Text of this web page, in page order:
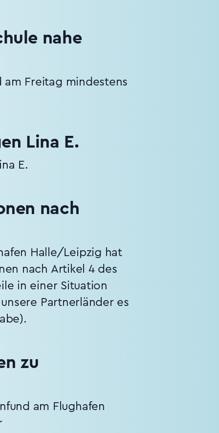
nahe
am Freitag mindestens
Lina E.
E.
nach
Halle/Leipzig hat
nach Artikel 4 des
in einer Situation
Partnerländer es
zu
am Flughafen